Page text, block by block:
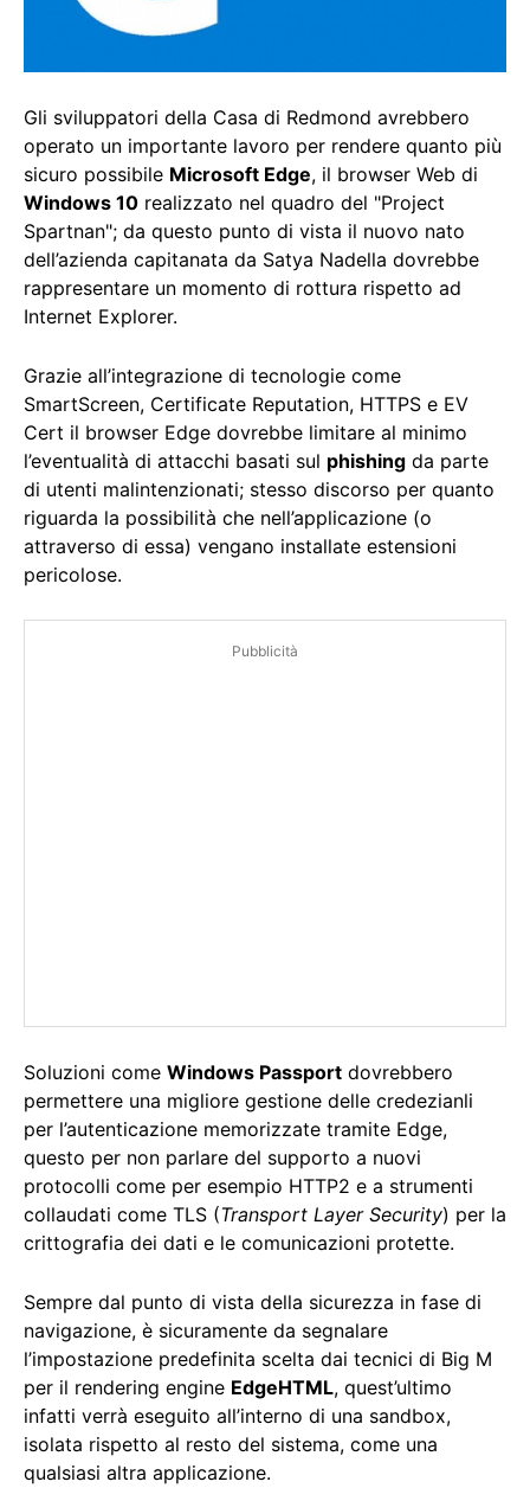
Gli sviluppatori della Casa di Redmond avrebbero
operato un importante lavoro per rendere quanto più
sicuro possibile Microsoft Edge, il browser Web di
Windows 10 realizzato nel quadro del "Project
Spartnan"; da questo punto di vista il nuovo nato
dell’azienda capitanata da Satya Nadella dovrebbe
rappresentare un momento di rottura rispetto ad
Internet Explorer.
Grazie all’integrazione di tecnologie come
SmartScreen, Certificate Reputation, HTTPS e EV
Cert il browser Edge dovrebbe limitare al minimo
l’eventualità di attacchi basati sul phishing da parte
di utenti malintenzionati; stesso discorso per quanto
riguarda la possibilità che nell’applicazione (o
attraverso di essa) vengano installate estensioni
pericolose.
Pubblicità
Soluzioni come Windows Passport dovrebbero
permettere una migliore gestione delle credezianli
per l’autenticazione memorizzate tramite Edge,
questo per non parlare del supporto a nuovi
protocolli come per esempio HTTP2 e a strumenti
collaudati come TLS (Transport Layer Security) per la
crittografia dei dati e le comunicazioni protette.
Sempre dal punto di vista della sicurezza in fase di
navigazione, è sicuramente da segnalare
l’impostazione predefinita scelta dai tecnici di Big M
per il rendering engine EdgeHTML, quest’ultimo
infatti verrà eseguito all’interno di una sandbox,
isolata rispetto al resto del sistema, come una
qualsiasi altra applicazione.